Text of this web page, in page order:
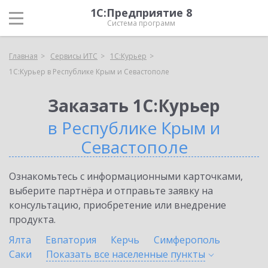
1С:Предприятие 8
Система программ
Главная Сервисы ИТС
1С:Курьер
1С:Курьер в Республике Крым и Севастополе
Заказать 1С:Курьер
в Республике Крым и
Севастополе
Ознакомьтесь с информационными карточками,
выберите партнёра и отправьте заявку на
консультацию, приобретение или внедрение
продукта.
Ялта
Евпатория Керчь
Симферополь
Саки
Показать все населенные пункты